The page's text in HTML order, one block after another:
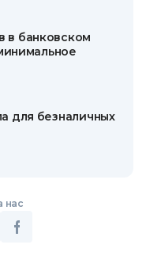
в банковском
для безналичных
нас